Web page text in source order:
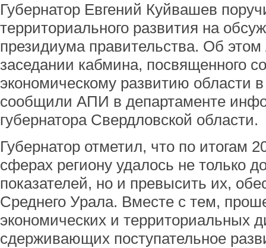
Губернатор Евгений Куйвашев
территориального развития на
президиума правительства. Об этом
заседании кабмина, посвященного
экономическому развитию области
сообщили АПИ в департаменте
губернатора Свердловской области.
Губернатор отметил, что по итогам
сферах региону удалось не только
показателей, но и превысить их,
Среднего Урала. Вместе с тем,
экономических и территориальных
сдерживающих поступательное